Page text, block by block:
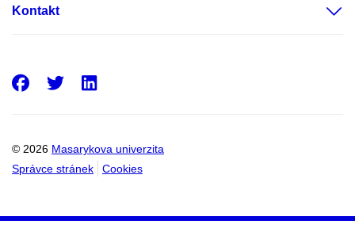
Kontakt
© 2026 Masarykova univerzita
Správce stránek
Cookies
Facebook
Twitter